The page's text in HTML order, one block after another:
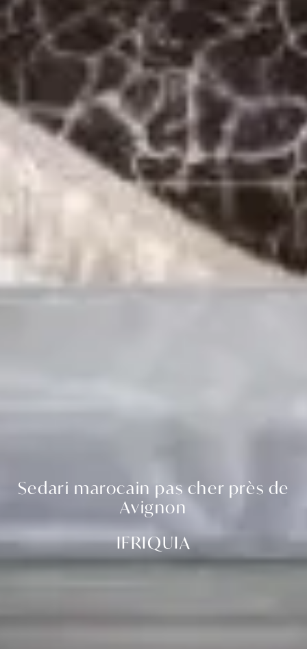
Sedari marocain pas cher près de
Avignon
IFRIQUIA